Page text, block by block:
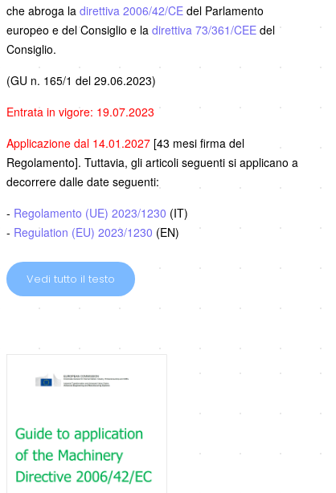
che abroga la direttiva 2006/42/CEdel Parlamento
europeo e del Consiglio e la direttiva 73/361/CEEdel
Consiglio.
(GU n. 165/1 del 29.06.2023)
Entrata in vigore: 19.07.2023
Applicazione dal 14.01.2027 [43 mesi firma del
Regolamento]. Tuttavia, gli articoli seguenti si applicano a
decorrere dalle date seguenti:
- Regolamento (UE) 2023/1230 (IT)
- Regulation (EU) 2023/1230 (EN)
Vedi tutto il testo